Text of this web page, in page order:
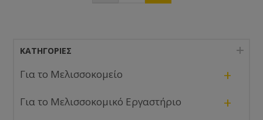
ΚΑΤΗΓΟΡΊΕΣ
Για το Μελισσοκομείο +
Για το Μελισσοκομικό Εργαστήριο +